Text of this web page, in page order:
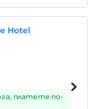
olup bütün resmi
Hotel
платете по-